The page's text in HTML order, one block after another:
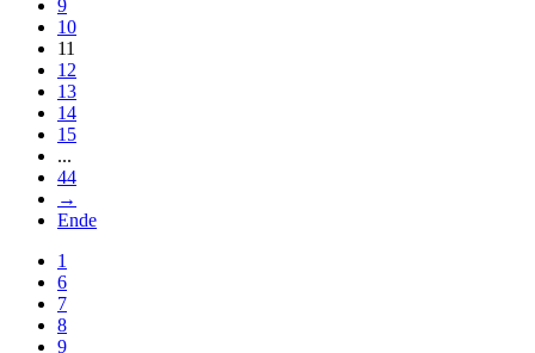
9
10
11
12
13
14
15
...
44
→
Ende
1
6
7
8
9